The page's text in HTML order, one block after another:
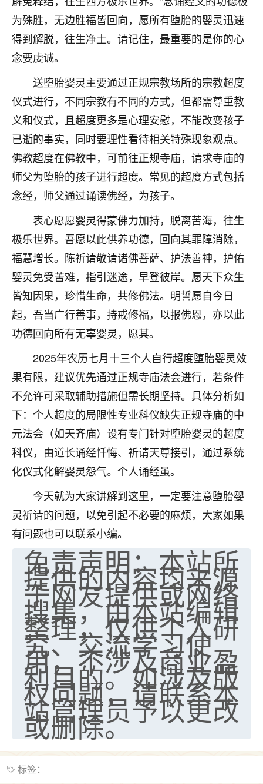
为殊胜，无边胜福皆回向，愿所有堕胎的婴灵迅速
得到解脱，往生净土。请记住，最重要的是你的心
念要虔诚。
送堕胎婴灵主要通过正规宗教场所的宗教超度
仪式进行，不同宗教有不同的方式，但都需尊重教
义和仪式，且超度更多是心理安慰，不能改变孩子
已逝的事实，同时要理性看待相关特殊现象观点。
佛教超度在佛教中，可前往正规寺庙，请求寺庙的
师父为堕胎的孩子进行超度。常见的超度方式包括
念经，师父通过诵读佛经，为孩子。
表心愿愿婴灵得蒙佛力加持，脱离苦海，往生
极乐世界。吾愿以此供养功德，回向其罪障消除，
福慧增长。陈祈请敬请诸佛菩萨、护法善神，护佑
婴灵免受苦难，指引迷途，早登彼岸。愿天下众生
皆知因果，珍惜生命，共修佛法。明誓愿自今日
起，吾当广行善事，持戒修福，以报佛恩，亦以此
功德回向所有无辜婴灵，愿其。
2025年农历七月十三个人自行超度堕胎婴灵效
果有限，建议优先通过正规寺庙法会进行，若条件
不允许可采取辅助措施但需长期坚持。具体分析如
下：个人超度的局限性专业科仪缺失正规寺庙的中
元法会（如天齐庙）设有专门针对堕胎婴灵的超度
科仪，由道长诵经忏悔、祈请天尊接引，通过系统
化仪式化解婴灵怨气。个人诵经虽。
今天就为大家讲解到这里，一定要注意堕胎婴
灵祈请的问题，以免引起不必要的麻烦，大家如果
有问题也可以联系小编。
免责声明：本站所
提供的内容均来源
于网友提供或网络
搜集，由本站编辑
整理，仅供个人研
究、交流学习使
用，不涉及商业盈
利目的。如涉及版
权问题，请联系本
站管理员予以更改
或删除。
标签：
不由人！
1天前 来自四川
金白水清
我也想找老师看看，有没有人给个联系方式的啊？
鹿森 ：慧来老师微信：gjsy0624
12
青春168
我也想要，我也想要！
15
Jessica李
老师做不做超度法事？我想给我奶奶做超度，她今年
刚去世了。
七零老顽童：我母亲前年离世，刚开始我经常
做梦梦见她，后来也是朋友介绍，找到慧来老
师，安排了超度法事，做梦再也没有梦到过
了，一开始是半信半疑的，图个心安，给亡母
超度，现在看来，人不信也不行。
2天前 来自云南 11
优秀的张同学
老师收徒吗？？我对这些很感兴趣
2天前 来自山西 15